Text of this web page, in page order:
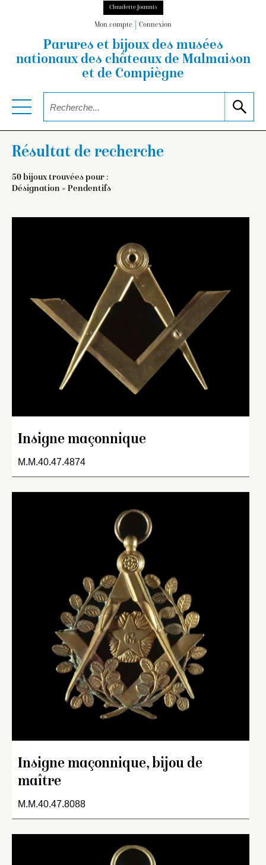
Claudette Joannis
Mon compte Connexion
Parures et bijoux des musées
nationauxdes châteaux de Malmaison
et de Compiègne
Résultat de recherche
50 bijoux trouvées pour :
Désignation = Pendentifs
Insigne maçonnique
M.M.40.47.4874
Insigne maçonnique, bijou de
maître
M.M.40.47.8088